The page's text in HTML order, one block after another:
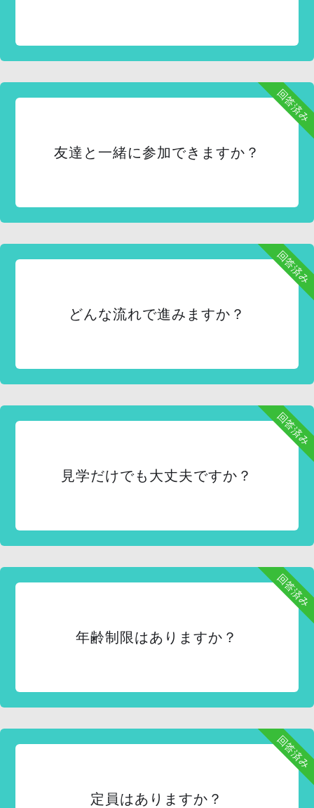
回答済み
友達と一緒に参加できますか？
回答済み
どんな流れで進みますか？
回答済み
見学だけでも大丈夫ですか？
回答済み
年齢制限はありますか？
回答済み
定員はありますか？